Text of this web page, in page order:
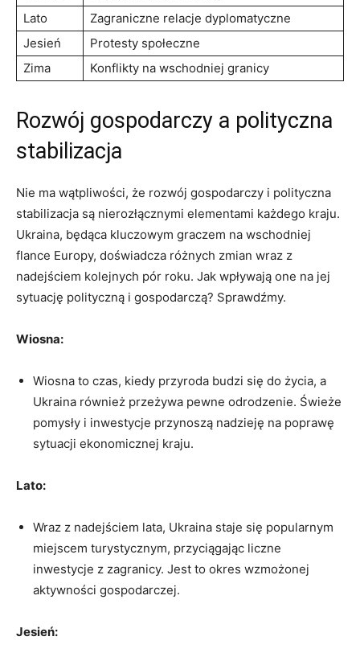
Lato
Zagraniczne relacje dyplomatyczne
Jesień
Protesty społeczne
Zima
Konflikty na wschodniej⁢ granicy
Rozwój gospodarczy a polityczna
stabilizacja
Nie ma wątpliwości,‍ że rozwój gospodarczy i polityczna
stabilizacja są nierozłącznymi ⁢elementami każdego kraju.
Ukraina, będąca kluczowym graczem‌ na wschodniej
flance Europy, doświadcza ⁢różnych ​zmian wraz z
nadejściem kolejnych pór roku. Jak wpływają one na jej
sytuację polityczną i gospodarczą? Sprawdźmy.
Wiosna:
Wiosna to czas, kiedy ‍przyroda budzi się do życia,‌ a
Ukraina również przeżywa pewne odrodzenie. ⁢Świeże⁢
pomysły ⁣i ⁢inwestycje przynoszą nadzieję na poprawę
sytuacji ekonomicznej kraju.
Lato:
Wraz ⁣z nadejściem lata, Ukraina staje się popularnym
miejscem turystycznym, przyciągając liczne
inwestycje z zagranicy. Jest to okres wzmożonej
aktywności gospodarczej.
Jesień: